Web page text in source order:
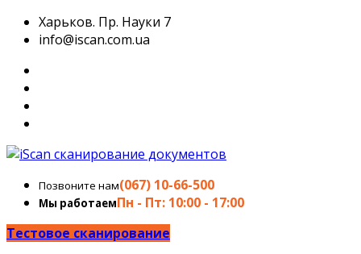
Харьков. Пр. Науки 7
info@iscan.com.ua
Позвоните нам(067) 10-66-500
Мы работаемПн - Пт: 10:00 - 17:00
Тестовое сканирование